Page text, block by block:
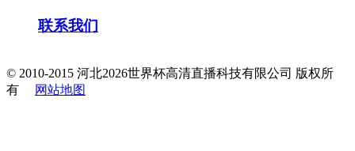
联系我们
© 2010-2015 河北2026世界杯高清直播科技有限公司 版权所
有
网站地图